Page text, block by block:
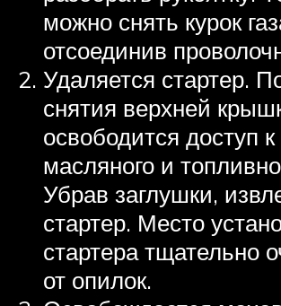
можно снять курок
отсоединив
Удаляется стартер.
снятия верхней
освободится доступ
масляного и
Убрав заглушки,
стартер. Место
стартера тщательно
от опилок.